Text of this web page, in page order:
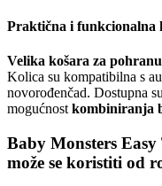
Praktična i funkcionalna
Velika košara za pohranu
Kolica su kompatibilna s
novorođenčad. Dostupna
mogućnost kombiniranja
Baby Monsters
može se koristiti od